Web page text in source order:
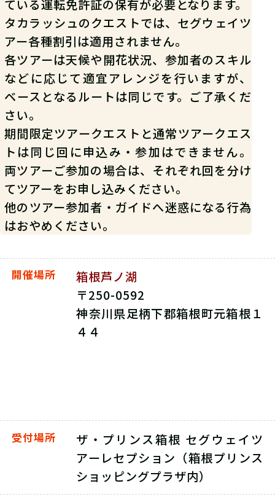
ている運転免許証の保有が必要となります。
タカラッシュのクエストでは、セグウェイツ
アー各種割引は適用されません。
各ツアーは天候や開花状況、参加者のスキル
などに応じて適宜アレンジを行いますが、
ベースとなるルートは同じです。ご了承くだ
さい。
期間限定ツアークエストと通常ツアークエス
トは同じ回に申込み・参加はできません。
両ツアーご参加の場合は、それぞれ回を分け
てツアーをお申し込みください。
他のツアー参加者・ガイドへ迷惑になる行為
はおやめください。
開催場所
箱根芦ノ湖
〒250-0592
神奈川県足柄下郡箱根町元箱根１
４４
受付場所
ザ・プリンス箱根 セグウェイツ
アーレセプション（箱根プリンス
ショッピングプラザ内）